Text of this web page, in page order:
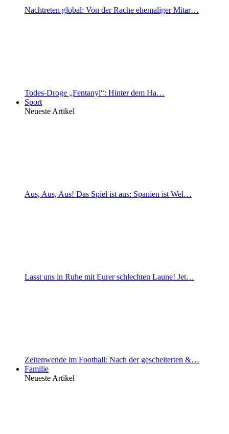
Nachtreten global: Von der Rache ehemaliger Mitar…
Todes-Droge „Fentanyl“: Hinter dem Ha…
Sport
Neueste Artikel
Aus, Aus, Aus! Das Spiel ist aus: Spanien ist Wel…
Lasst uns in Ruhe mit Eurer schlechten Laune! Jet…
Zeitenwende im Football: Nach der gescheiterten &…
Familie
Neueste Artikel